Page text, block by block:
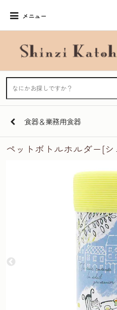
メニュー
食器＆業務用食器
ペットボトルホルダー[